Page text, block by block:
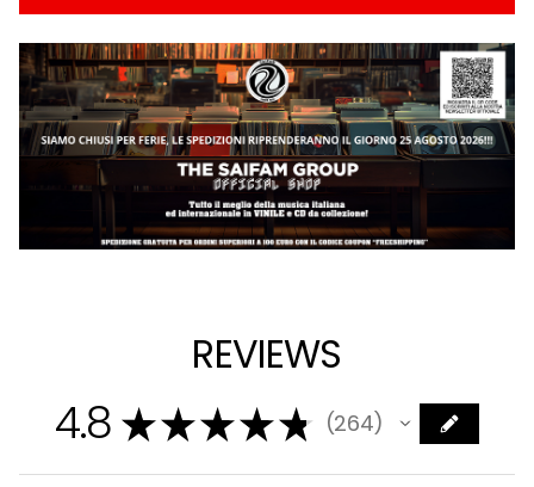
REVIEWS
4.8 ★★★★★ 264
264